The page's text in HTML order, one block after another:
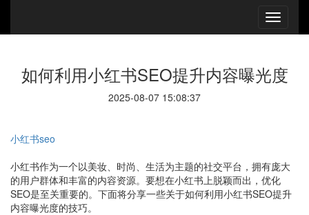
如何利用小红书SEO提升内容曝光度
2025-08-07 15:08:37
小红书seo
小红书作为一个以美妆、时尚、生活为主题的社交平台，拥有庞大
的用户群体和丰富的内容资源。要想在小红书上脱颖而出，优化
SEO是至关重要的。下面将分享一些关于如何利用小红书SEO提升
内容曝光度的技巧。